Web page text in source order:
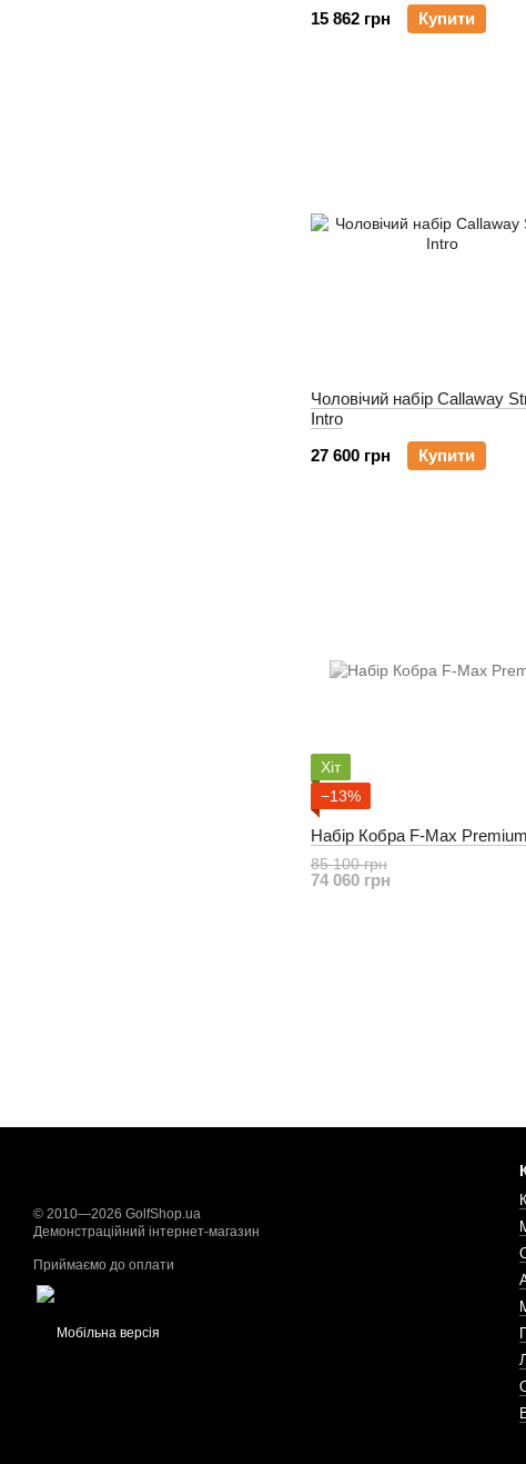
15 862 грн
Купити
Чоловічий набір Callaway
Intro
27 600 грн
Купити
Хіт
−13%
Набір Кобра F-Max Premium
85 100 грн
74 060 грн
© 2010—2026 GolfShop.ua
Демонстраційний інтернет-магазин
Приймаємо до оплати
Мобільна версія